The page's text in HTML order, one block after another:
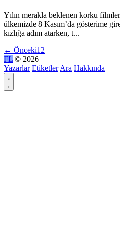
Yılın merakla beklenen korku
ülkemizde 8 Kasım’da gösterime
kızlığa adım atarken, t...
← Önceki1 2
FL © 2026
Yazarlar Etiketler Ara Hakkında